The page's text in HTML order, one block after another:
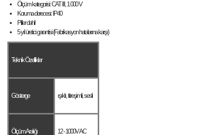
Ölçüm kategorisi: CAT III, 1 000 V
Koruma derecesi: IP40
Piller dahil
5 yıl üretici garantisi (Fabrikasyon hatalarına karşı)
Teknik Özellikler
Gösterge ışıklı, titreşimli, sesli
Ölçüm Aralığı 12 - 1000V AC